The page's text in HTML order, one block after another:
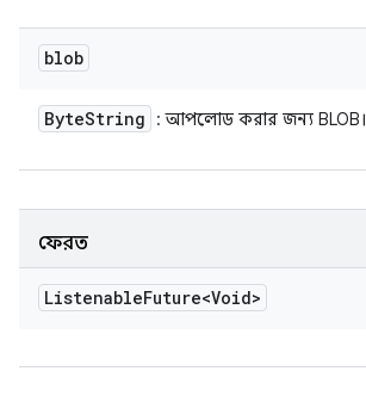
blob
ByteString : আপলোড করার জন্য BLOB।
ফেরত
ListenableFuture<Void>